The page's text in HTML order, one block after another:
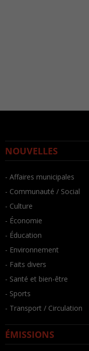
NOUVELLES
- Affaires municipales
- Communauté / Social
- Culture
- Économie
- Éducation
- Environnement
- Faits divers
- Santé et bien-être
- Sports
- Transport / Circulation
ÉMISSIONS